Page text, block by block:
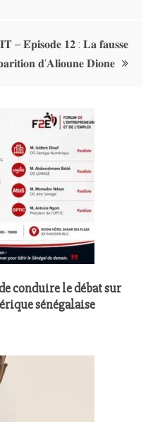
– 𝐄́𝐩𝐢𝐬𝐨𝐝𝐞 𝟏𝟐 : 𝐋𝐚 𝐟𝐚𝐮𝐬𝐬𝐞
𝐝’𝐀𝐥𝐢𝐨𝐮𝐧𝐞 𝐃𝐢𝐨𝐧𝐞
conduire le débat sur
sénégalaise